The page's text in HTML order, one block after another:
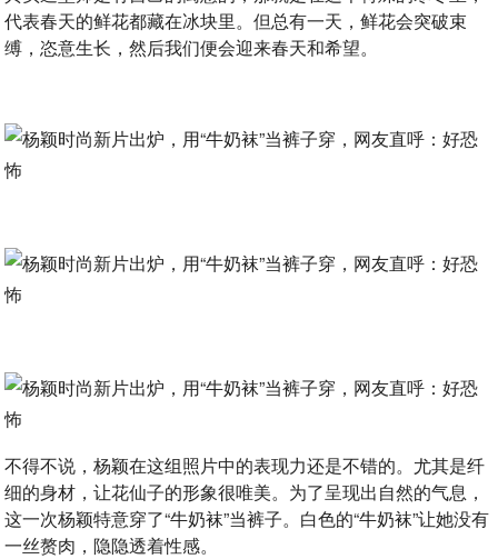
代表春天的鲜花都藏在冰块里。但总有一天，鲜花会突破束
缚，恣意生长，然后我们便会迎来春天和希望。
不得不说，杨颖在这组照片中的表现力还是不错的。尤其是纤
细的身材，让花仙子的形象很唯美。为了呈现出自然的气息，
这一次杨颖特意穿了“牛奶袜”当裤子。白色的“牛奶袜”让她没有
一丝赘肉，隐隐透着性感。